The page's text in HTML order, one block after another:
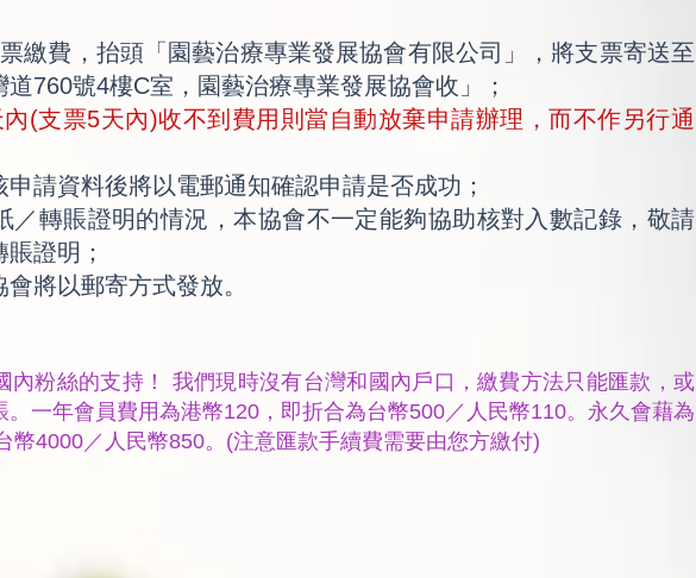
繳費，抬頭「園藝治療專業發展協會有限公司」，將支票寄送至
道760號4樓C室，園藝治療專業發展協會收」；
(支票5天內)收不到費用則當自動放棄申請辦理，而不作另行通
請資料後將以電郵通知確認申請是否成功；
／轉賬證明的情況，本協會不一定能夠協助核對入數記錄，敬請
證明；
將以郵寄方式發放。
內粉絲的支持！ 我們現時沒有台灣和國內戶口，繳費方法只能匯款，或
。一年會員費用為港幣120，即折合為台幣500／人民幣110。永久會藉為
幣4000／人民幣850。(注意匯款手續費需要由您方繳付)